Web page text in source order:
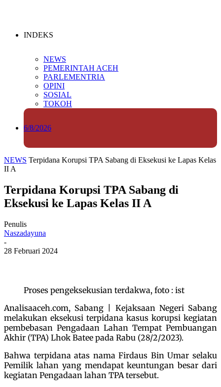
INDEKS
NEWS
PEMERINTAH ACEH
PARLEMENTRIA
OPINI
SOSIAL
TOKOH
6/8/2026
NEWS Terpidana Korupsi TPA Sabang di Eksekusi ke Lapas Kelas
II A
Terpidana Korupsi TPA Sabang di
Eksekusi ke Lapas Kelas II A
Penulis
Naszadayuna
-
28 Februari 2024
Proses pengeksekusian terdakwa, foto : ist
Analisaaceh.com, Sabang | Kejaksaan Negeri Sabang
melakukan eksekusi terpidana kasus korupsi kegiatan
pembebasan Pengadaan Lahan Tempat Pembuangan
Akhir (TPA) Lhok Batee pada Rabu (28/2/2023).
Bahwa terpidana atas nama Firdaus Bin Umar selaku
Pemilik lahan yang mendapat keuntungan besar dari
kegiatan Pengadaan lahan TPA tersebut.